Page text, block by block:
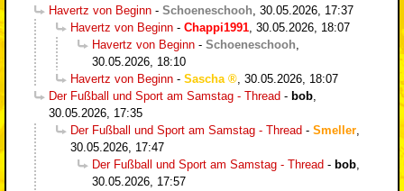
Havertz von Beginn - Schoeneschooh, 30.05.2026, 17:37
Havertz von Beginn - Chappi1991, 30.05.2026, 18:07
Havertz von Beginn - Schoeneschooh,
30.05.2026, 18:10
Havertz von Beginn - Sascha , 30.05.2026, 18:07
Der Fußball und Sport am Samstag - Thread - bob,
30.05.2026, 17:35
Der Fußball und Sport am Samstag - Thread - Smeller,
30.05.2026, 17:47
Der Fußball und Sport am Samstag - Thread - bob,
30.05.2026, 17:57